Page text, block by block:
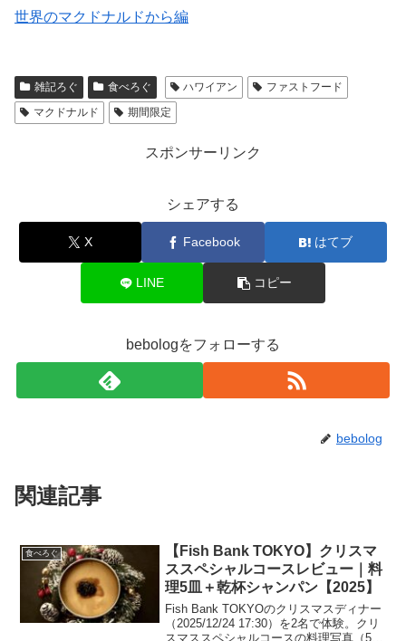
世界のマクドナルドから編
雑記ろぐ 食べろぐ ハワイアン
ファストフード
マクドナルド
期間限定
スポンサーリンク
シェアする
X Facebook はてブ
LINE コピー
bebologをフォローする
bebolog
関連記事
食べろぐ
【Fish Bank TOKYO】クリスマ
ススペシャルコースレビュー｜料
理5皿＋乾杯シャンパン【2025】
Fish Bank TOKYOのクリスマスディナー
（2025/12/24 17:30）を2名で体験。クリ
スマススペシャルコースの料理写真（5